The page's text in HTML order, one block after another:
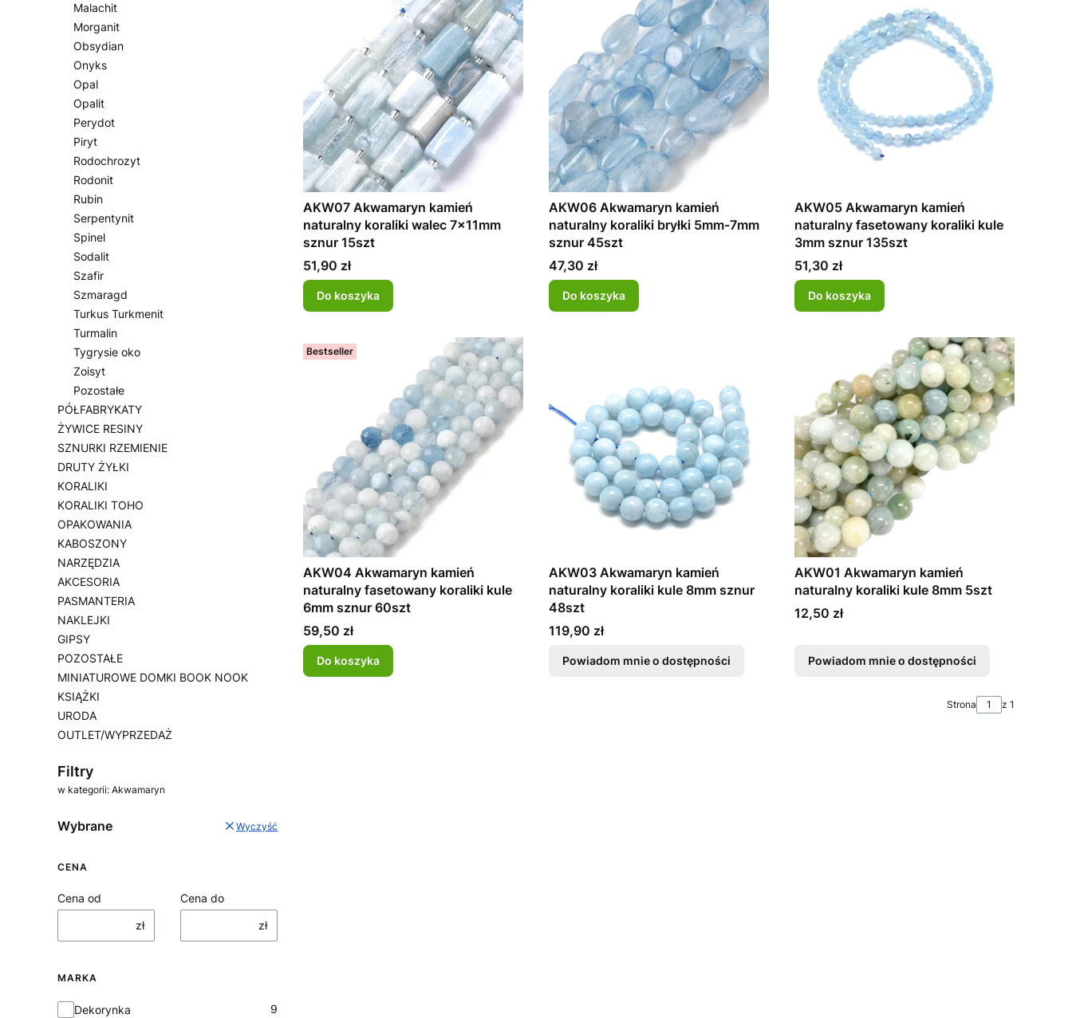
Malachit
Morganit
Obsydian
Onyks
Opal
Opalit
Perydot
Piryt
Rodochrozyt
Rodonit
Rubin
Serpentynit
Spinel
Sodalit
Szafir
Szmaragd
Turkus Turkmenit
Turmalin
Tygrysie oko
Zoisyt
Pozostałe
PÓŁFABRYKATY
ŻYWICE RESINY
SZNURKI RZEMIENIE
DRUTY ŻYŁKI
KORALIKI
KORALIKI TOHO
OPAKOWANIA
KABOSZONY
NARZĘDZIA
AKCESORIA
PASMANTERIA
NAKLEJKI
GIPSY
POZOSTAŁE
MINIATUROWE DOMKI BOOK NOOK
KSIĄŻKI
URODA
OUTLET/WYPRZEDAŻ
Filtry
w kategorii: Akwamaryn
Wybrane Wyczyść
CENA
Cena od
zł
Cena do
zł
MARKA
Marka
Dekorynka 9
AKW07 Akwamaryn kamień
naturalny koraliki walec 7x11mm
sznur 15szt
Cena
51,90 zł
Do koszyka
AKW06 Akwamaryn kamień
naturalny koraliki bryłki 5mm-7mm
sznur 45szt
Cena
47,30 zł
Do koszyka
AKW05 Akwamaryn kamień
naturalny fasetowany koraliki kule
3mm sznur 135szt
Cena
51,30 zł
Do koszyka
Bestseller
AKW04 Akwamaryn kamień
naturalny fasetowany koraliki kule
6mm sznur 60szt
Cena
59,50 zł
Do koszyka
AKW03 Akwamaryn kamień
naturalny koraliki kule 8mm sznur
48szt
Cena
119,90 zł
Powiadom mnie o dostępności
AKW01 Akwamaryn kamień
naturalny koraliki kule 8mm 5szt
Cena
12,50 zł
Powiadom mnie o dostępności
Strona z 1